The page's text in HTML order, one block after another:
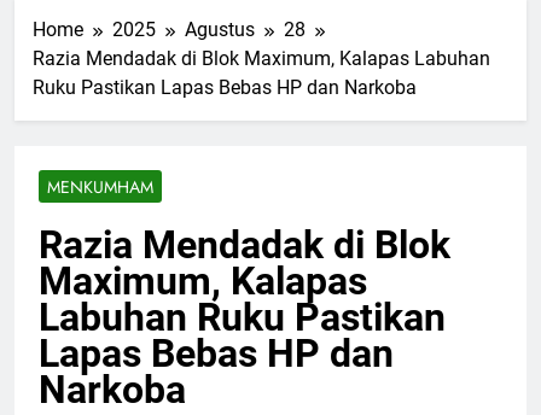
Home 2025 Agustus
28
Razia Mendadak di Blok Maximum, Kalapas Labuhan
Ruku Pastikan Lapas Bebas HP dan Narkoba
MENKUMHAM
Razia Mendadak di Blok
Maximum, Kalapas
Labuhan Ruku Pastikan
Lapas Bebas HP dan
Narkoba